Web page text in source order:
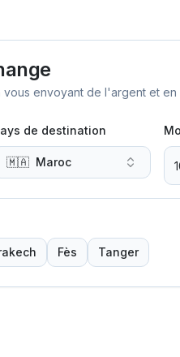
envoyant de l'argent et
de destination
🇲🇦 Maroc
Fès Tanger